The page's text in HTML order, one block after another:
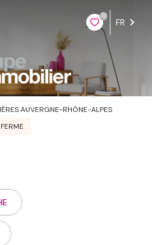
0
FR
AUVERGNE-RHÔNE-ALPES
FERME